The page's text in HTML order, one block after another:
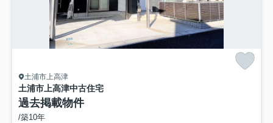
土浦市上高津
土浦市上高津中古住宅
過去掲載物件
/築10年